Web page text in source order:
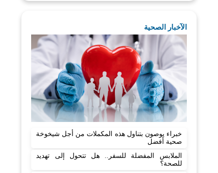
الآخبار الصحية
خبراء يوصون بتناول هذه المكملات من أجل شيخوخة
صحية أفضل
الملابس المفضلة للسفر.. هل تتحول إلى تهديد
للصحة؟